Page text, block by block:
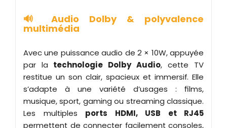
🔊 Audio Dolby & polyvalence
multimédia
Avec une puissance audio de 2 × 10W, appuyée
par la technologie Dolby Audio, cette TV
restitue un son clair, spacieux et immersif. Elle
s’adapte à une variété d’usages : films,
musique, sport, gaming ou streaming classique.
Les multiples ports HDMI, USB et RJ45
permettent de connecter facilement consoles,